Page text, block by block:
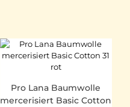
Pro Lana Baumwolle
mercerisiert Basic Cotton